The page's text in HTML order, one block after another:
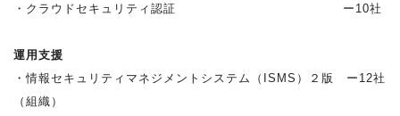
・クラウドセキュリティ認証 ー10社
運用支援
・情報セキュリティマネジメントシステム（ISMS）２版 ー12社
（組織）